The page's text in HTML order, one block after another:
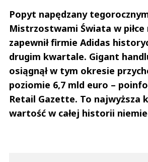
Popyt napędzany
Mistrzostwami Świata w piłce
zapewnił firmie Adidas
drugim kwartale. Gigant
osiągnął w tym okresie
poziomie 6,7 mld euro –
Retail Gazette. To najwyższa
wartość w całej historii